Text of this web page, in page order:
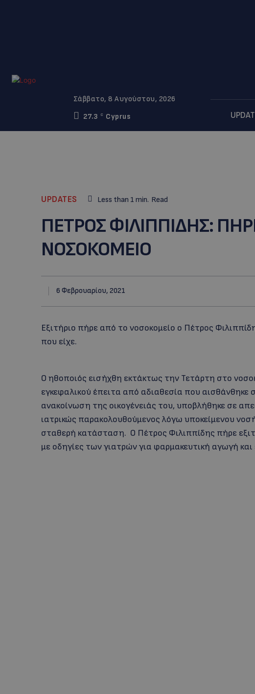
Σάββατο, 8 Αυγούστου, 2026
27.3
C Cyprus
UPDATES Less than 1 min. Read
ΠΕΤΡΟΣ ΦΙΛΙΠΠΙΔΗΣ:
ΝΟΣΟΚΟΜΕΙΟ
6 Φεβρουαρίου, 2021
Εξιτήριο πήρε από το νοσοκομείο ο Πέτρος
που είχε.
Ο ηθοποιός εισήχθη εκτάκτως την Τετάρτη στο
εγκεφαλικού έπειτα από αδιαθεσία που
ανακοίνωση της οικογένειάς του, υποβλήθηκε σε
ιατρικώς παρακολουθούμενος λόγω υποκείμενου
σταθερή κατάσταση. Ο Πέτρος Φιλιππίδης πήρε
με οδηγίες των γιατρών για φαρμακευτική αγωγή